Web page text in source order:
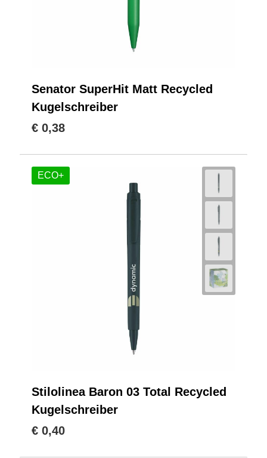
Senator SuperHit Matt Recycled
Kugelschreiber
€ 0,38
ECO+
Stilolinea Baron 03 Total Recycled
Kugelschreiber
€ 0,40